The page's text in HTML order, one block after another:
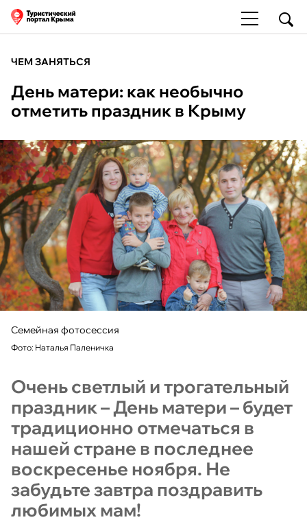
ЧЕМ ЗАНЯТЬСЯ
День матери: как необычно
отметить праздник в Крыму
Семейная фотосессия
Фото: Наталья Паленичка
Очень светлый и трогательный
праздник – День матери – будет
традиционно отмечаться в
нашей стране в последнее
воскресенье ноября. Не
забудьте завтра поздравить
любимых мам!